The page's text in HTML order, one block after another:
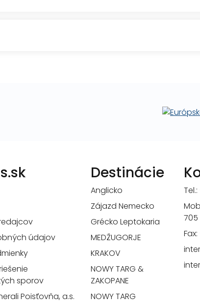
údajov
sporov
Poisťovňa, a.s.
Destinácie
Anglicko
Zájazd Nemecko
Grécko Leptokaria
MEDŽUGORJE
KRAKOV
NOWY TARG &
ZAKOPANE
NOWY TARG
Tel.:
705